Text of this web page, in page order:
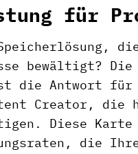
für
bewältigt? Die
die Antwort für
Creator, die
Diese
die